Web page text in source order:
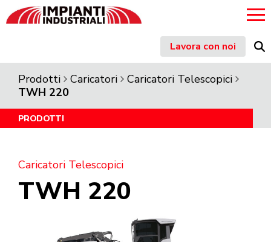
content
Lavora con noi
Prodotti Caricatori
Caricatori Telescopici
TWH 220
PRODOTTI
Caricatori Telescopici
TWH 220